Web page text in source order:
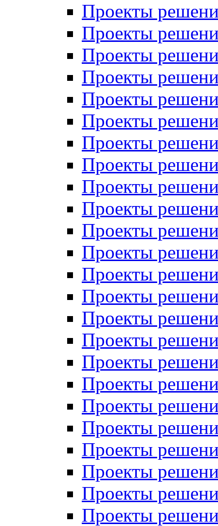
Проекты
Проекты
Проекты
Проекты
Проекты
Проекты
Проекты
Проекты
Проекты
Проекты
Проекты
Проекты
Проекты
Проекты
Проекты
Проекты
Проекты
Проекты
Проекты
Проекты
Проекты
Проекты
Проекты
Проекты